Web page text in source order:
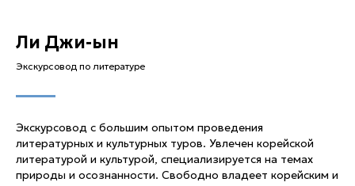
Ли Джи-ын
Экскурсовод по литературе
Экскурсовод с большим опытом проведения
литературных и культурных туров. Увлечен корейской
литературой и культурой, специализируется на темах
природы и осознанности. Свободно владеет корейским и